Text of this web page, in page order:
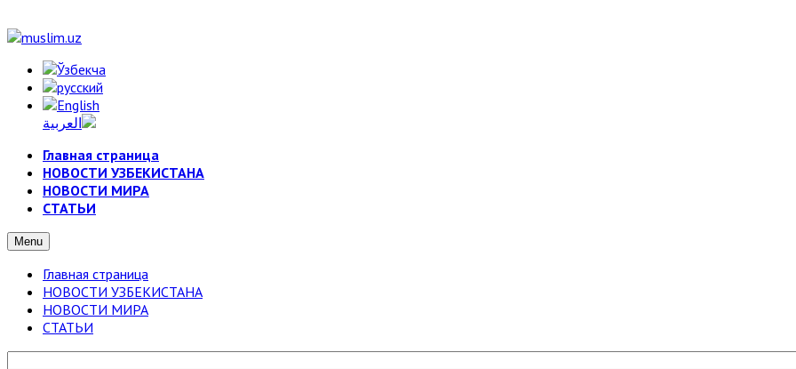
Главная страница
НОВОСТИ УЗБЕКИСТАНА
НОВОСТИ МИРА
СТАТЬИ
Menu
Главная страница
НОВОСТИ УЗБЕКИСТАНА
НОВОСТИ МИРА
СТАТЬИ